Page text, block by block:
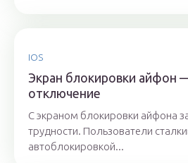
IOS
Экран блокировки айфон
отключение
С экраном блокировки айфона
трудности. Пользователи
автоблокировкой...